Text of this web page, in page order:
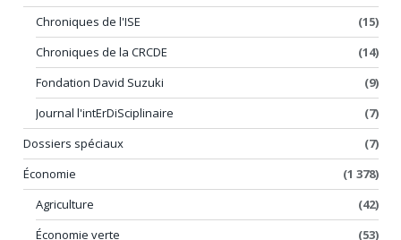
Chroniques de l'ISE
(15)
Chroniques de la CRCDE
(14)
Fondation David Suzuki
(9)
Journal l'intErDiSciplinaire
(7)
Dossiers spéciaux
(7)
Économie
(1 378)
Agriculture
(42)
Économie verte
(53)